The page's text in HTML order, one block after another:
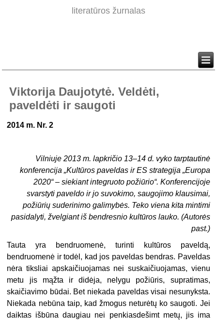
literatūros žurnalas
Viktorija Daujotytė. Veldėti,
paveldėti ir saugoti
2014 m. Nr. 2
Vilniuje 2013 m. lapkričio 13–14 d. vyko tarptautinė
konferencija „Kultūros paveldas ir ES strategija „Europa
2020“ – siekiant integruoto požiūrio“. Konferencijoje
svarstyti paveldo ir jo suvokimo, saugojimo klausimai,
požiūrių suderinimo galimybės. Teko viena kita mintimi
pasidalyti, žvelgiant iš bendresnio kultūros lauko. (Autorės
past.)
Tauta yra bendruomenė, turinti kultūros paveldą,
bendruomenė ir todėl, kad jos paveldas bendras. Paveldas
nėra tiksliai apskaičiuojamas nei suskaičiuojamas, vienu
metu jis mąžta ir didėja, nelygu požiūris, supratimas,
skaičiavimo būdai. Bet niekada paveldas visai nesunyksta.
Niekada nebūna taip, kad žmogus neturėtų ko saugoti. Jei
daiktas išbūna daugiau nei penkiasdešimt metų, jis ima